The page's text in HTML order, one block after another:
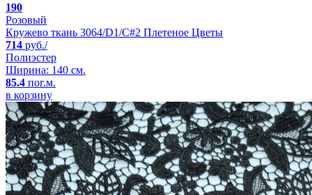
190
Розовый
Кружево ткань 3064/D1/C#2 Плетеное Цветы
714 руб./
Полиэстер
Ширина: 140 см.
85.4 пог.м.
в корзину